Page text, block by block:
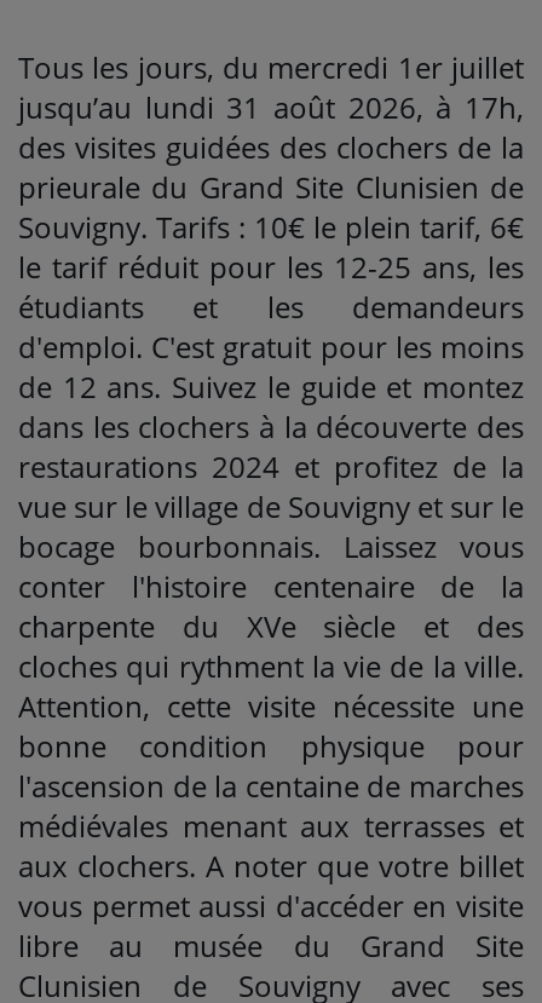
Tous les jours, du mercredi 1er juillet
jusqu’au lundi 31 août 2026, à 17h,
des visites guidées des clochers de la
prieurale du Grand Site Clunisien de
Souvigny. Tarifs : 10€ le plein tarif, 6€
le tarif réduit pour les 12-25 ans, les
étudiants et les demandeurs
d'emploi. C'est gratuit pour les moins
de 12 ans. Suivez le guide et montez
dans les clochers à la découverte des
restaurations 2024 et profitez de la
vue sur le village de Souvigny et sur le
bocage bourbonnais. Laissez vous
conter l'histoire centenaire de la
charpente du XVe siècle et des
cloches qui rythment la vie de la ville.
Attention, cette visite nécessite une
bonne condition physique pour
l'ascension de la centaine de marches
médiévales menant aux terrasses et
aux clochers. A noter que votre billet
vous permet aussi d'accéder en visite
libre au musée du Grand Site
Clunisien de Souvigny avec ses